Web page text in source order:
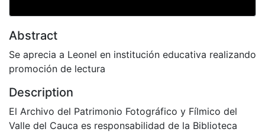
Abstract
Se aprecia a Leonel en institución educativa realizando
promoción de lectura
Description
El Archivo del Patrimonio Fotográfico y Fílmico del
Valle del Cauca es responsabilidad de la Biblioteca